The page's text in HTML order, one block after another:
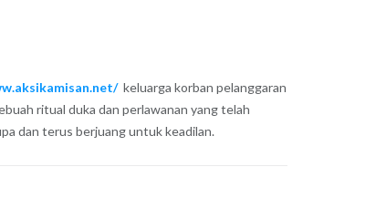
keluarga korban pelanggaran
ritual duka dan perlawanan yang telah
dan terus berjuang untuk keadilan.